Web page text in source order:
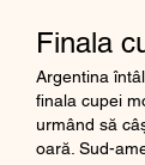
Finala
Argentina
finala cupei
urmând să
oară. Sud-